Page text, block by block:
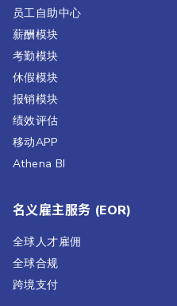
员工自助中心
薪酬模块
考勤模块
休假模块
报销模块
绩效评估​
移动APP
Athena BI
名义雇主服务 (EOR)
全球人才雇佣
全球合规
跨境支付